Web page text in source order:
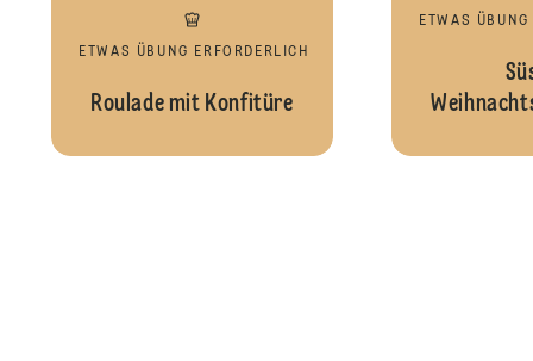
ETWAS ÜBUNG ERFORDERLICH
Roulade mit Konfitüre
ETWAS